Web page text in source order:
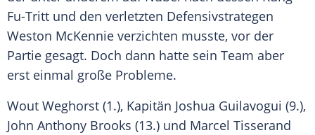
Fu-Tritt und den verletzten Defensivstrategen
Weston McKennie verzichten musste, vor der
Partie gesagt. Doch dann hatte sein Team aber
erst einmal große Probleme.
Wout Weghorst (1.), Kapitän Joshua Guilavogui (9.),
John Anthony Brooks (13.) und Marcel Tisserand